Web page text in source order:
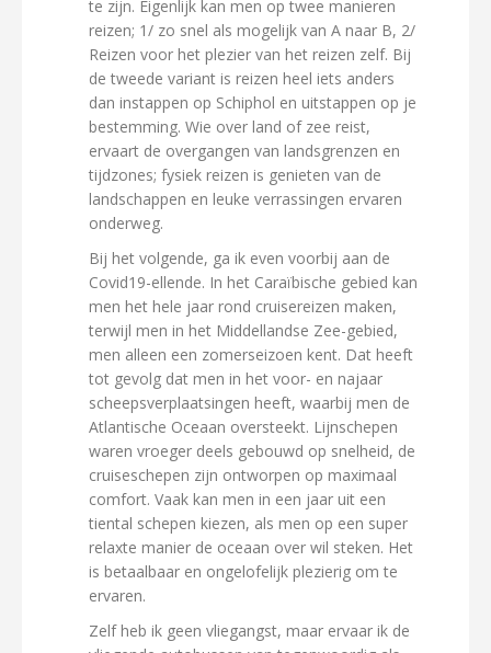
te zijn. Eigenlijk kan men op twee manieren
reizen; 1/ zo snel als mogelijk van A naar B, 2/
Reizen voor het plezier van het reizen zelf. Bij
de tweede variant is reizen heel iets anders
dan instappen op Schiphol en uitstappen op je
bestemming. Wie over land of zee reist,
ervaart de overgangen van landsgrenzen en
tijdzones; fysiek reizen is genieten van de
landschappen en leuke verrassingen ervaren
onderweg.
Bij het volgende, ga ik even voorbij aan de
Covid19-ellende. In het Caraïbische gebied kan
men het hele jaar rond cruisereizen maken,
terwijl men in het Middellandse Zee-gebied,
men alleen een zomerseizoen kent. Dat heeft
tot gevolg dat men in het voor- en najaar
scheepsverplaatsingen heeft, waarbij men de
Atlantische Oceaan oversteekt. Lijnschepen
waren vroeger deels gebouwd op snelheid, de
cruiseschepen zijn ontworpen op maximaal
comfort. Vaak kan men in een jaar uit een
tiental schepen kiezen, als men op een super
relaxte manier de oceaan over wil steken. Het
is betaalbaar en ongelofelijk plezierig om te
ervaren.
Zelf heb ik geen vliegangst, maar ervaar ik de